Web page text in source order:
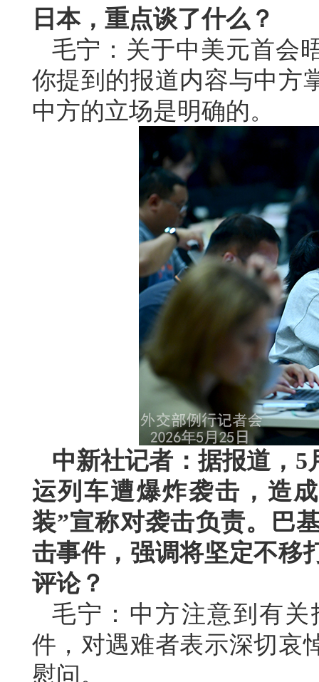
日本，重点谈了什么？
毛宁：关于中美元首会
你提到的报道内容与中方
中方的立场是明确的。
中新社记者：据报道，5
运列车遭爆炸袭击，造
装”宣称对袭击负责。巴
击事件，强调将坚定不移
评论？
毛宁：中方注意到有
件，对遇难者表示深切哀
慰问。